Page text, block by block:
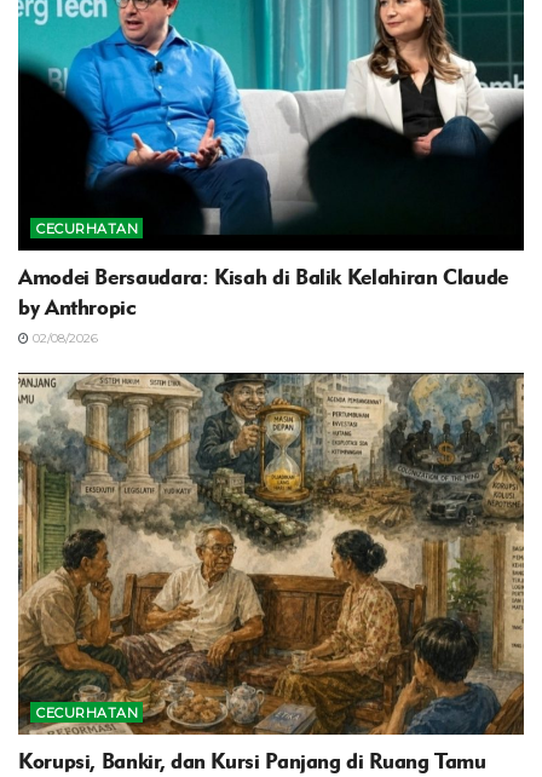
CECURHATAN
Amodei Bersaudara: Kisah di Balik Kelahiran Claude
by Anthropic
02/08/2026
CECURHATAN
Korupsi, Bankir, dan Kursi Panjang di Ruang Tamu